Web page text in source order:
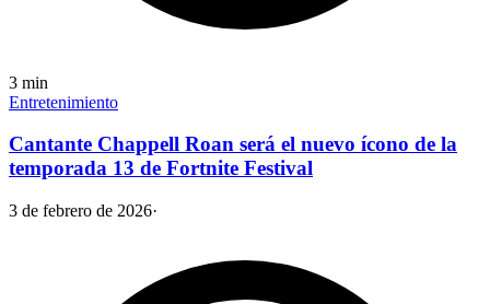
3 min
Entretenimiento
Cantante Chappell Roan será el nuevo ícono de la
temporada 13 de Fortnite Festival
3 de febrero de 2026·